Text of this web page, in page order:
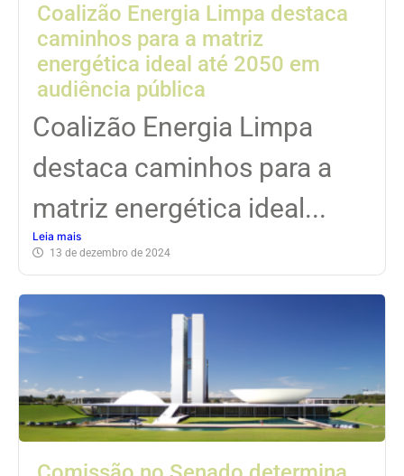
Coalizão Energia Limpa destaca
caminhos para a matriz
energética ideal até 2050 em
audiência pública
Coalizão Energia Limpa
destaca caminhos para a
matriz energética ideal...
Leia mais
13 de dezembro de 2024